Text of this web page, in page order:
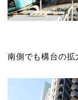
南側でも構台の拡